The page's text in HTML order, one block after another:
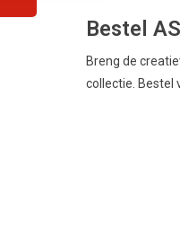
Bestel
Breng de
collectie. Bestel